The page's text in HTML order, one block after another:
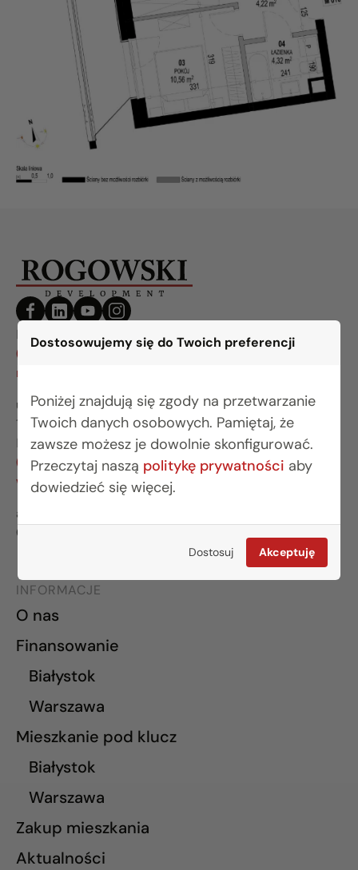
Dostosowujemy się do Twoich preferencji
Poniżej znajdują się zgody na przetwarzanie
Twoich danych osobowych. Pamiętaj, że
zawsze możesz je dowolnie skonfigurować.
Przeczytaj naszą politykę prywatności aby
dowiedzieć się więcej.
Dostosuj Akceptuję
BIURO BIAŁYSTOK
(85) 749 99 09
mieszkania@rogowskidevelopment.pl
ul. Legionowa 28 lok. 202
15-281 Białystok
BIURO WARSZAWA
(22) 642 03 55
warszawa@rogowskidevelopment.pl
al. Wilanowska 67E lok. U5
02-765 Warszawa
INFORMACJE
O nas
Finansowanie
Białystok
Warszawa
Mieszkanie pod klucz
Białystok
Warszawa
Zakup mieszkania
Aktualności